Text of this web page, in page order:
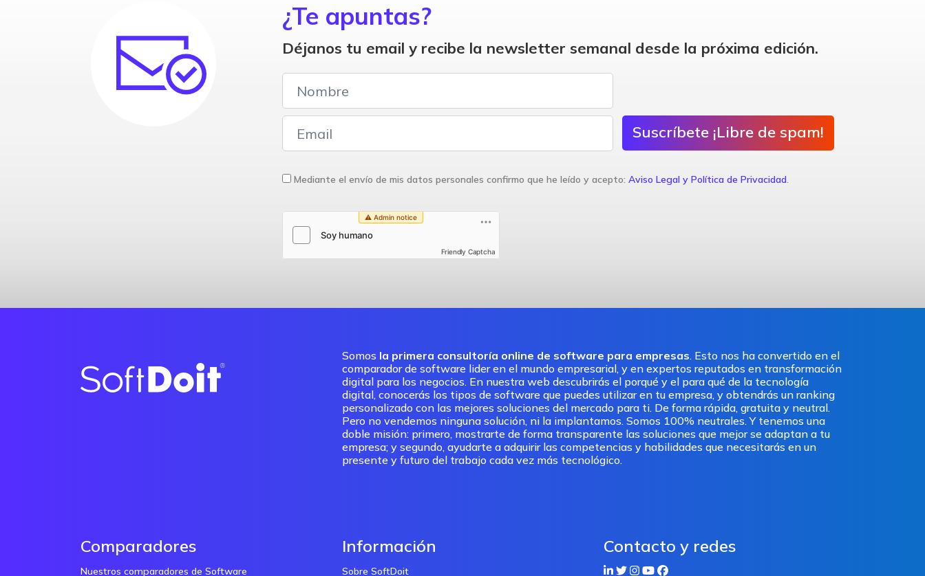
¿Te apuntas?
Déjanos tu email y recibe la newsletter semanal desde la próxima edición.
Suscríbete ¡Libre de spam!
Mediante el envío de mis datos personales confirmo que he leído y acepto: Aviso Legal y Política de Privacidad.
Friendly Captcha
Somos la primera consultoría online de software para empresas. Esto nos ha convertido en el
comparador de software lider en el mundo empresarial, y en expertos reputados en transformación
digital para los negocios. En nuestra web descubrirás el porqué y el para qué de la tecnología
digital, conocerás los tipos de software que puedes utilizar en tu empresa, y obtendrás un ranking
personalizado con las mejores soluciones del mercado para ti. De forma rápida, gratuita y neutral.
Pero no vendemos ninguna solución, ni la implantamos. Somos 100% neutrales. Y tenemos una
doble misión: primero, mostrarte de forma transparente las soluciones que mejor se adaptan a tu
empresa; y segundo, ayudarte a adquirir las competencias y habilidades que necesitarás en un
presente y futuro del trabajo cada vez más tecnológico.
Comparadores
Nuestros comparadores de Software
Información
Sobre SoftDoit
Contacto y redes